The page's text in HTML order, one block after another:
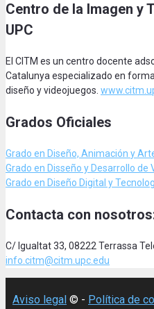
Centro de la Imagen y
UPC
El CITM es un centro docente
Catalunya especializado en
diseño y videojuegos.
Grados Oficiales
Grado en Diseño, Animación y
Grado en Disseño y Desarrollo de
Grado en Diseño Digital y
Contacta con
C/ Igualtat 33, 08222 Terrassa
info.citm@citm.upc.edu
Aviso legal © - Política de